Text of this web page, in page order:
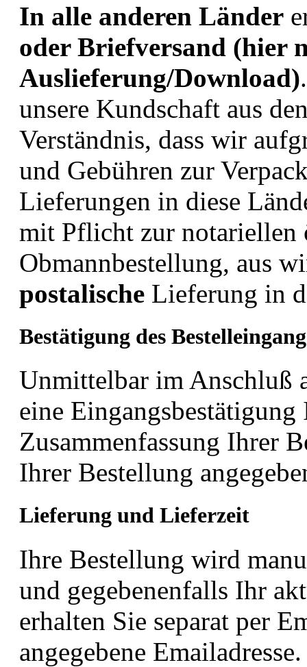
In alle anderen Länder
oder Briefversand (hier
Auslieferung/Download)
unsere Kundschaft aus
Verständnis, dass wir
und Gebühren zur
Lieferungen in diese
mit Pflicht zur notariellen
Obmannbestellung, aus
postalische Lieferung in
Bestätigung des
Unmittelbar im Anschluß
eine
Zusammenfassung Ihrer
Ihrer Bestellung
Lieferung und Lieferzeit
Ihre Bestellung wird
und gegebenenfalls Ihr
erhalten Sie separat per
angegebene Emailadresse.